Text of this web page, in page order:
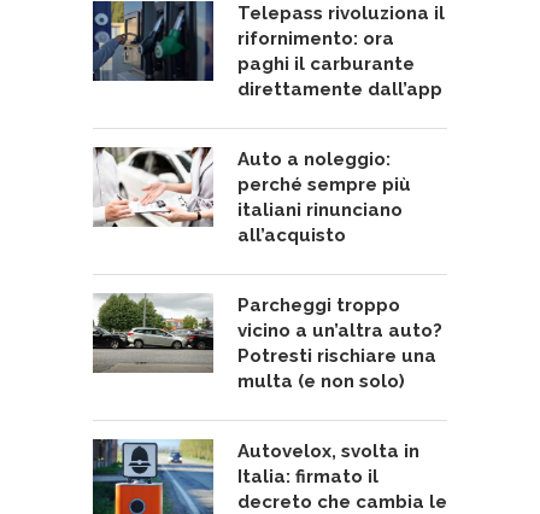
Telepass rivoluziona il
rifornimento: ora
paghi il carburante
direttamente dall’app
Auto a noleggio:
perché sempre più
italiani rinunciano
all’acquisto
Parcheggi troppo
vicino a un’altra auto?
Potresti rischiare una
multa (e non solo)
Autovelox, svolta in
Italia: firmato il
decreto che cambia le